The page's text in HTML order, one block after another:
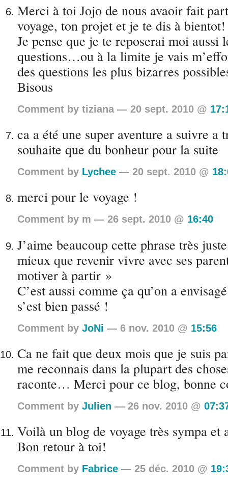
Merci à toi Jojo de nous avaoir fait
voyage, ton projet et je te dis à bientot!
Je pense que je te reposerai moi aussi
questions…ou à la limite je vais
des questions les plus bizarres
Bisous
Comment by tiziana — 20 sept. 2010 @
ca a été une super aventure a suivre a
souhaite que du bonheur pour la suite
Comment by Lychee — 20 sept. 2010 @
merci pour le voyage !
Comment by m — 26 sept. 2010 @ 16:40
J’aime beaucoup cette phrase très
mieux que revenir vivre avec ses
motiver à partir »
C’est aussi comme ça qu’on a
s’est bien passé !
Comment byJoNi — 6 nov. 2010 @ 15:56
Ca ne fait que deux mois que je suis
me reconnais dans la plupart des
raconte… Merci pour ce blog, bonne
Comment byJulien — 26 nov. 2010 @
Voilà un blog de voyage très sympa et
Bon retour à toi!
Comment by Fabrice — 25 déc. 2010 @